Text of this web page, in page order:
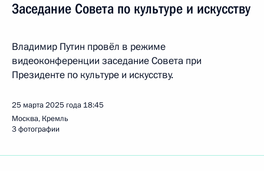
Заседание Совета по культуре и искусству
Владимир Путин провёл в режиме
видеоконференции заседание Совета при
Президенте по культуре и искусству.
25 марта 2025 года 18:45
Москва, Кремль
3 фотографии